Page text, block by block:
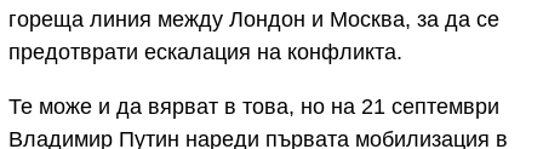
гореща линия между Лондон и Москва, за да се
предотврати ескалация на конфликта.
Те може и да вярват в това, но на 21 септември
Владимир Путин нареди първата мобилизация в